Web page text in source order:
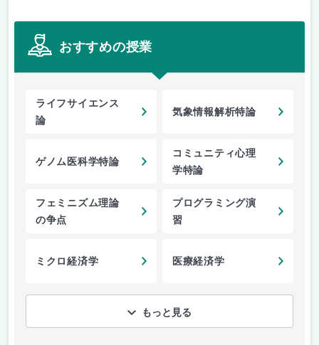
おすすめの授業
ライフサイエンス
論
気象情報解析特論
ゲノム医科学特論
コミュニティ心理
学特論
フェミニズム理論
の争点
プログラミング演
習
ミクロ経済学 医療経済学
もっと見る